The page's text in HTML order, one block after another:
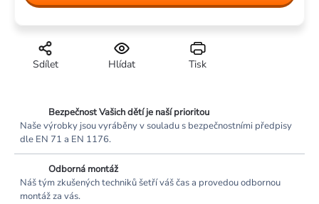
Tisk
Hlídat
Sdílet
Bezpečnost Vašich dětí je naší prioritou
Naše výrobky jsou vyráběny v souladu s bezpečnostními předpisy
dle EN 71 a EN 1176.
Odborná montáž
Náš tým zkušených techniků šetří váš čas a provedou odbornou
montáž za vás.